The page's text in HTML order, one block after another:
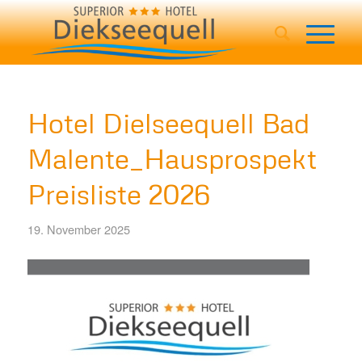
Hotel Dielseequell Bad
Malente_Hausprospekt
Preisliste 2026
19. November 2025